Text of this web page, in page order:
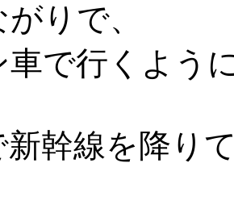
りで、
車で行くよう
新幹線を降り